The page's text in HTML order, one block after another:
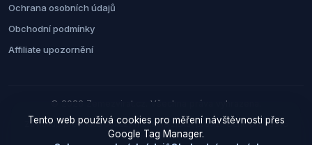
Ochrana osobních údajů
Obchodní podmínky
Affiliate upozornění
© 2026 Zemezvirat.cz. Všechna práva vyhrazena.
Za nákup přes naše odkazy můžeme získat provizi. Cenu pro vás to
neovlivní.
Tento web používá cookies pro měření návštěvnosti přes
Google Tag Manager.